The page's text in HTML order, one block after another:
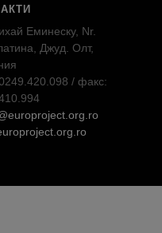
Еминеску, Nr.
Джуд. Олт,
/ факс: